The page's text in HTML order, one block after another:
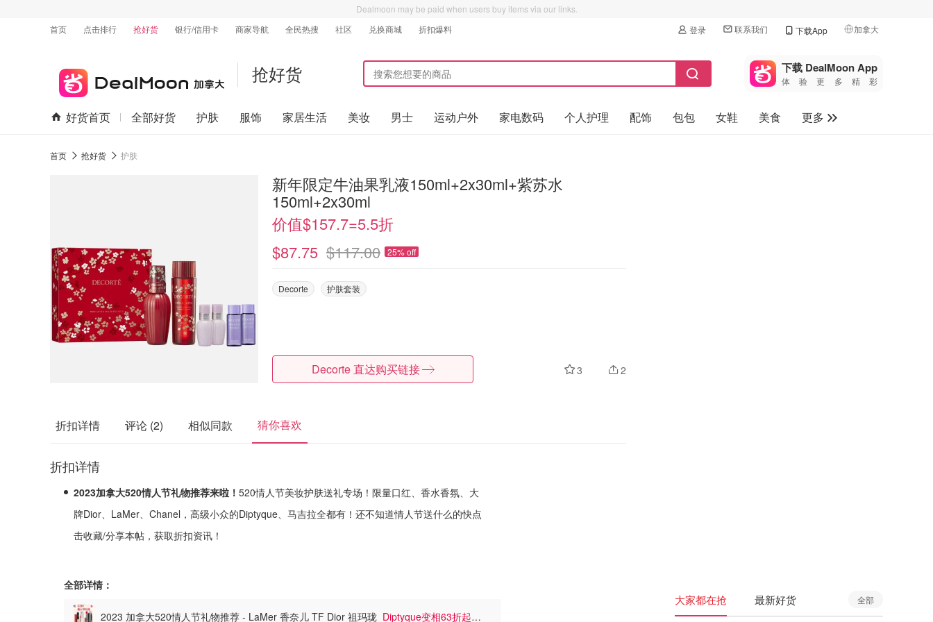
Dealmoon may be paid when users buy items via our links.
首页
点击排行 抢好货 银行/信用卡 商家导航 全民热搜 社区 兑换商城 折扣爆料 登录 联系我们 下载App 加拿大
🇺🇸
美国
🇨🇳中国
🇨🇦加拿大
抢好货 下载 DealMoon App
体验更多精彩
好货首页 全部好货 护肤 服饰 家居生活 美妆 男士 运动户外 家电数码 个人护理 配饰 包包 女鞋 美食
更多
首页 抢好货 护肤
新年限定牛油果乳液150ml+2x30ml+紫苏水
150ml+2x30ml
价值$157.7=5.5折
$87.75 $117.00 25% off
Decorte 护肤套装
3 2
Decorte 直达购买链接
折扣详情 评论 (2) 相似同款 猜你喜欢
折扣详情
2023加拿大520情人节礼物推荐来啦！ 520情人节美妆护肤送礼专场！限量口红、香水香氛、大
牌Dior、LaMer、Chanel，高级小众的Diptyque、马吉拉全都有！还不知道情人节送什么的快点
击收藏/分享本帖，获取折扣资讯！
全部详情：
2023 加拿大520情人节礼物推荐 - LaMer 香奈儿 TF Dior 祖玛珑 Diptyque变相63折起
大家都在抢 最新好货 全部